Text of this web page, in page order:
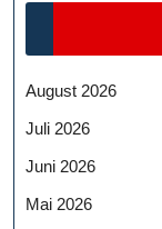
August 2026
Juli 2026
Juni 2026
Mai 2026